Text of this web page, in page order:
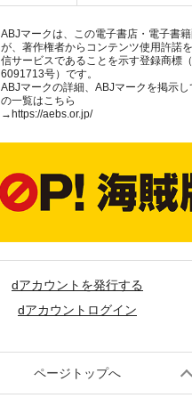
ABJマークは、この電子書店・電子書
が、著作権者からコンテンツ使用許諾
信サービスであることを示す登録商標
6091713号）です。
ABJマークの詳細、ABJマークを掲示
の一覧はこちら
→ https://aebs.or.jp/
dアカウントを発行する
dアカウントログイン
ページトップへ